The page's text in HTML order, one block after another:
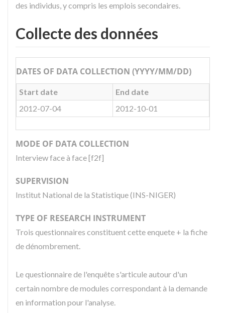
des individus, y compris les emplois secondaires.
Collecte des données
DATES OF DATA COLLECTION (YYYY/MM/DD)
Start date
End date
2012-07-04
2012-10-01
MODE OF DATA COLLECTION
Interview face à face [f2f]
SUPERVISION
Institut National de la Statistique (INS-NIGER)
TYPE OF RESEARCH INSTRUMENT
Trois questionnaires constituent cette enquete + la fiche
de dénombrement.
Le questionnaire de l'enquête s'articule autour d'un
certain nombre de modules correspondant à la demande
en information pour l'analyse.